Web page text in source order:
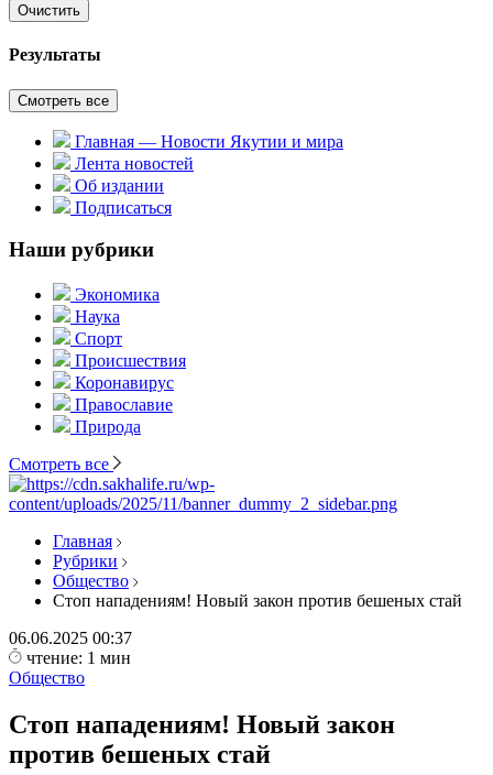
Очистить
Результаты
Смотреть все
Главная — Новости Якутии и мира
Лента новостей
Об издании
Подписаться
Наши рубрики
Экономика
Наука
Спорт
Происшествия
Коронавирус
Православие
Природа
Смотреть все
Главная
Рубрики
Общество
Стоп нападениям! Новый закон против бешеных стай
06.06.2025 00:37
чтение: 1 мин
Общество
Стоп нападениям! Новый закон
против бешеных стай